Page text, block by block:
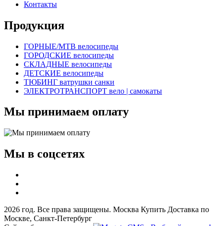
Контакты
Продукция
ГОРНЫЕ/MTB велосипеды
ГОРОДСКИЕ велосипеды
СКЛАДНЫЕ велосипеды
ДЕТСКИЕ велосипеды
ТЮБИНГ ватрушки санки
ЭЛЕКТРОТРАНСПОРТ вело | самокаты
Мы принимаем оплату
Мы в соцсетях
2026 год. Все права защищены. Москва Купить Доставка по
Москве, Санкт-Петербург